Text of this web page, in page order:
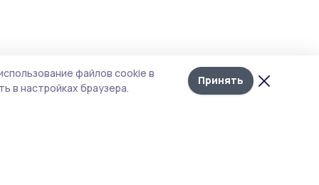
Лента
новостей
файлов cookie в
в настройках браузера.
Принять